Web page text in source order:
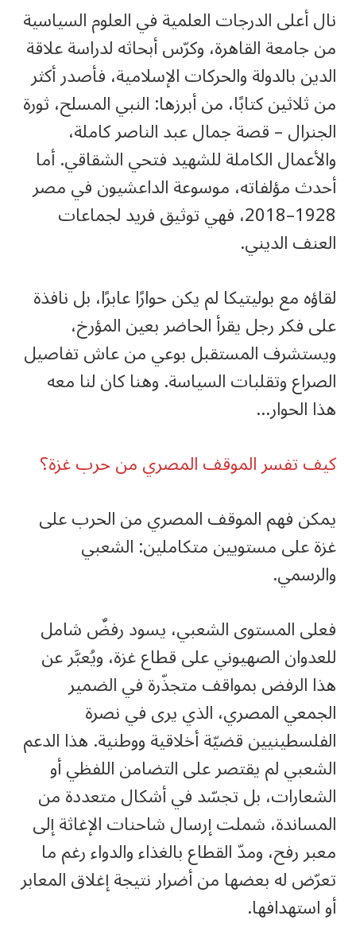
نال أعلى الدرجات العلمية في العلوم السياسية
من جامعة القاهرة، وكرّس أبحاثه لدراسة علاقة
الدين بالدولة والحركات الإسلامية، فأصدر أكثر
من ثلاثين كتابًا، من أبرزها: النبي المسلح، ثورة
الجنرال – قصة جمال عبد الناصر كاملة،
والأعمال الكاملة للشهيد فتحي الشقاقي. أما
أحدث مؤلفاته، موسوعة الداعشيون في مصر
1928–2018، فهي توثيق فريد لجماعات
العنف الديني.
لقاؤه مع بوليتيكا لم يكن حوارًا عابرًا، بل نافذة
على فكر رجل يقرأ الحاضر بعين المؤرخ،
ويستشرف المستقبل بوعي من عاش تفاصيل
الصراع وتقلبات السياسة. وهنا كان لنا معه
هذا الحوار…
كيف تفسر الموقف المصري من حرب غزة؟
يمكن فهم الموقف المصري من الحرب على
غزة على مستويين متكاملين: الشعبي
والرسمي.
فعلى المستوى الشعبي، يسود رفضٌ شامل
للعدوان الصهيوني على قطاع غزة، ويُعبَّر عن
هذا الرفض بمواقف متجذّرة في الضمير
الجمعي المصري، الذي يرى في نصرة
الفلسطينيين قضيّة أخلاقية ووطنية. هذا الدعم
الشعبي لم يقتصر على التضامن اللفظي أو
الشعارات، بل تجسّد في أشكال متعددة من
المساندة، شملت إرسال شاحنات الإغاثة إلى
معبر رفح، ومدّ القطاع بالغذاء والدواء رغم ما
تعرّض له بعضها من أضرار نتيجة إغلاق المعابر
أو استهدافها.